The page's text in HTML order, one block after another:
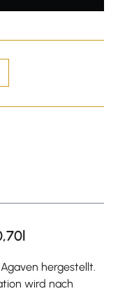
hergestellt.
wird nach